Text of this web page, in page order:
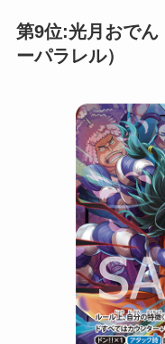
第9位:光月おでん
ーパラレル）